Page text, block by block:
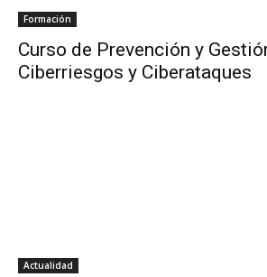
Formación
Curso de Prevención y
Ciberriesgos y Ciberataques
Actualidad